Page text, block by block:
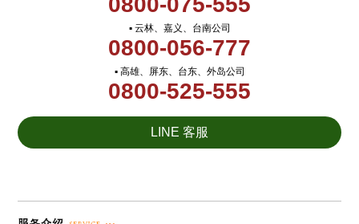
▪ 云林、嘉义、台南公司
0800-056-777
▪ 高雄、屏东、台东、外岛公司
0800-525-555
LINE 客服